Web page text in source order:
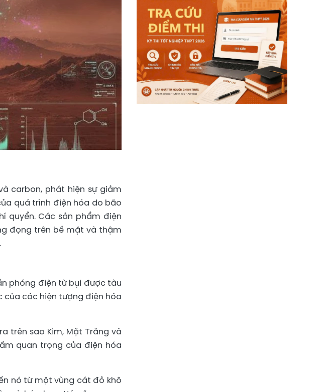
carbon, phát hiện sự giảm
quá trình điện hóa do bão
quyển. Các sản phẩm điện
đọng trên bề mặt và thậm
phóng điện từ bụi được tàu
của các hiện tượng điện hóa
trên sao Kim, Mặt Trăng và
quan trọng của điện hóa
nó từ một vùng cát đỏ khô